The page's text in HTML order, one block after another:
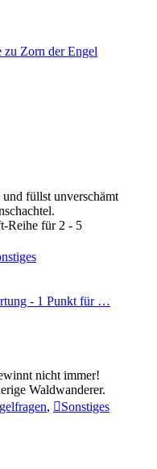
zu Zorn der Engel
füllst unverschämt
Reihe für 2 - 5
- 1 Punkt für …
nicht immer!
Waldwanderer.
,
Sonstiges